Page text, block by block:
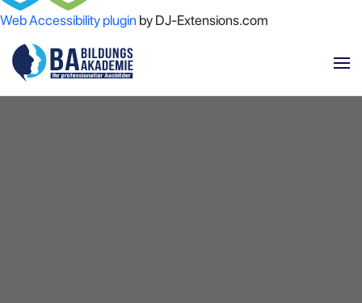
Web Accessibility plugin by DJ-Extensions.com